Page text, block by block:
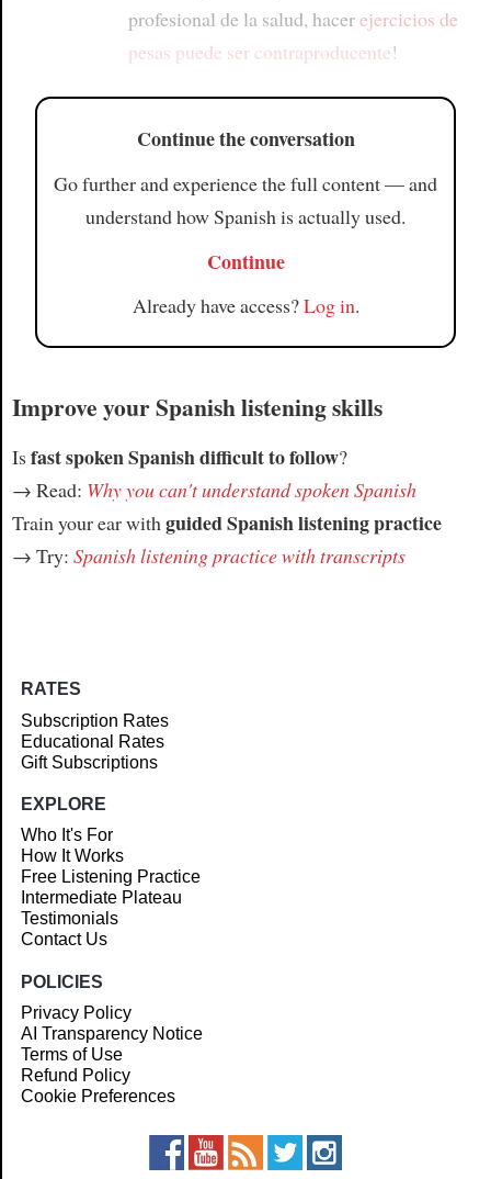
profesional de la salud, hacerejercicios de
pesas puede ser contraproducente!
Continue the conversation
Go further and experience the full content — and
understand how Spanish is actually used.
Continue
Already have access?Log in.
Improve your Spanish listening skills
Isfast spoken Spanish difficult to follow?
→ Read: Why you can't understand spoken Spanish
Train your ear withguided Spanish listening practice
→ Try: Spanish listening practice with transcripts
RATES
Subscription Rates
Educational Rates
Gift Subscriptions
EXPLORE
Who It's For
How It Works
Free Listening Practice
Intermediate Plateau
Testimonials
Contact Us
POLICIES
Privacy Policy
AI Transparency Notice
Terms of Use
Refund Policy
Cookie Preferences